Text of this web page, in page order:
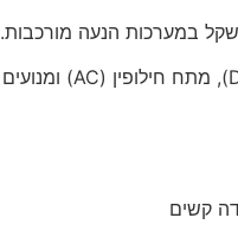
במערכות הנעה מורכבות.
קשים